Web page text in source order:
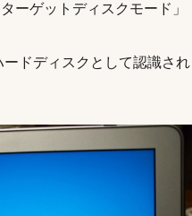
ーゲットディスクモード」
ドディスクとして認識され